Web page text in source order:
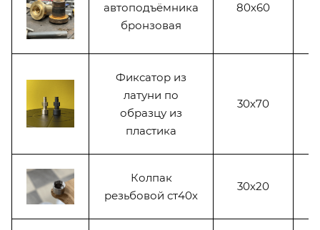
автоподъёмника
бронзовая
80х60
Фиксатор из
латуни по
образцу из
пластика
30х70
Колпак
резьбовой ст40х
30х20